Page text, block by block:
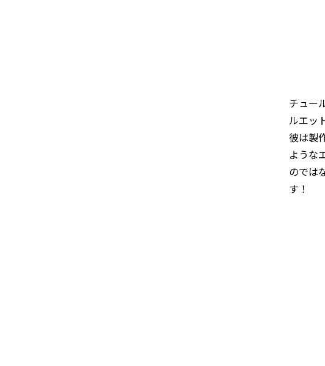
チュー
ルエッ
彼は製
ような
のでは
す！